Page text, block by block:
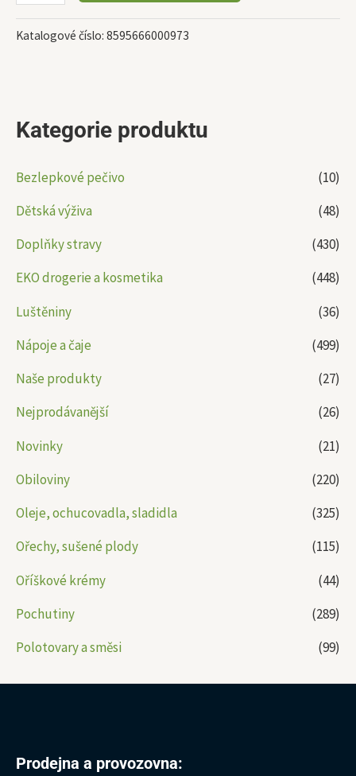
Kategorie produktu
Bezlepkové pečivo
(10)
Dětská výživa
(48)
Doplňky stravy
(430)
EKO drogerie a kosmetika
(448)
Luštěniny
(36)
Nápoje a čaje
(499)
Naše produkty
(27)
Nejprodávanější
(26)
Novinky
(21)
Obiloviny
(220)
Oleje, ochucovadla, sladidla
(325)
Ořechy, sušené plody
(115)
Oříškové krémy
(44)
Pochutiny
(289)
Polotovary a směsi
(99)
Katalogové číslo: 8595666000973
Prodejna a provozovna: